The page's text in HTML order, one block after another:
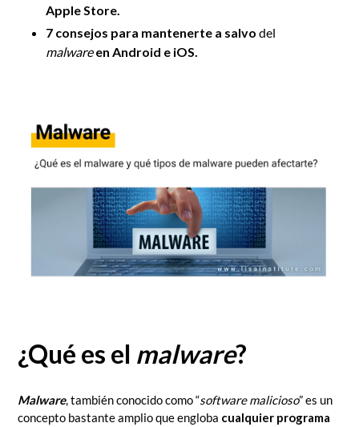
Apple Store.
7 consejos para mantenerte a salvo del
malware en Android e iOS.
¿Qué es el malware?
Malware, también conocido como “software malicioso” es un
concepto bastante amplio que engloba cualquier programa